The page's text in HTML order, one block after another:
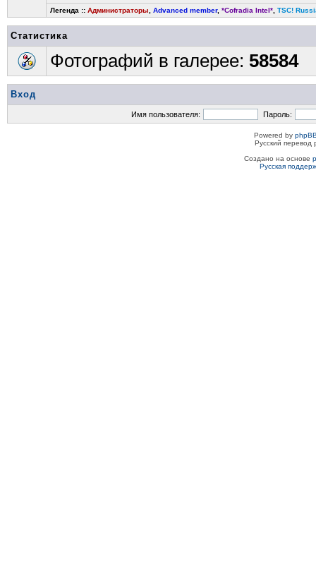
Легенда :: Администраторы Advanced member, *Cofradia Intel* TSC!
Статистика
Фотографий в галерее: 58584
Вход
Имя пользователя: Пароль:
Powered by
Русский
Создано на основе
Русская